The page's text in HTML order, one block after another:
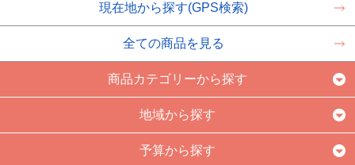
現在地から探す(GPS検索)
全ての商品を見る
商品カテゴリーから探す
地域から探す
予算から探す